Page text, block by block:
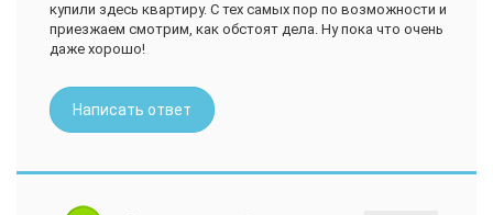
купили здесь квартиру. С тех самых пор по возможности и
приезжаем смотрим, как обстоят дела. Ну пока что очень
даже хорошо!
Написать ответ